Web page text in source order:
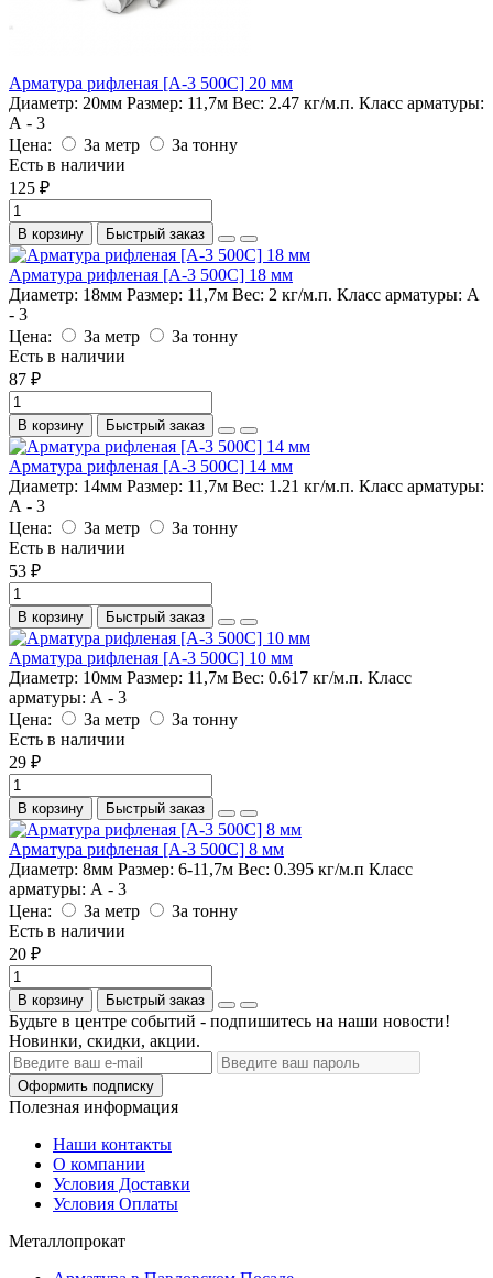
Арматура рифленая [А-3 500С] 20 мм
Диаметр: 20мм Размер: 11,7м Вес: 2.47 кг/м.п. Класс арматуры:
А - 3
Цена:
За метр
За тонну
Есть в наличии
125 ₽
В корзину Быстрый заказ
Арматура рифленая [А-3 500С] 18 мм
Диаметр: 18мм Размер: 11,7м Вес: 2 кг/м.п. Класс арматуры: А
- 3
Цена:
За метр
За тонну
Есть в наличии
87 ₽
В корзину Быстрый заказ
Арматура рифленая [А-3 500С] 14 мм
Диаметр: 14мм Размер: 11,7м Вес: 1.21 кг/м.п. Класс арматуры:
А - 3
Цена:
За метр
За тонну
Есть в наличии
53 ₽
В корзину Быстрый заказ
Арматура рифленая [А-3 500С] 10 мм
Диаметр: 10мм Размер: 11,7м Вес: 0.617 кг/м.п. Класс
арматуры: А - 3
Цена:
За метр
За тонну
Есть в наличии
29 ₽
В корзину Быстрый заказ
Арматура рифленая [А-3 500С] 8 мм
Диаметр: 8мм Размер: 6-11,7м Вес: 0.395 кг/м.п Класс
арматуры: А - 3
Цена:
За метр
За тонну
Есть в наличии
20 ₽
В корзину Быстрый заказ
Будьте в центре событий - подпишитесь на наши новости!
Новинки, скидки, акции.
Оформить подписку
Полезная информация
Наши контакты
О компании
Условия Доставки
Условия Оплаты
Металлопрокат